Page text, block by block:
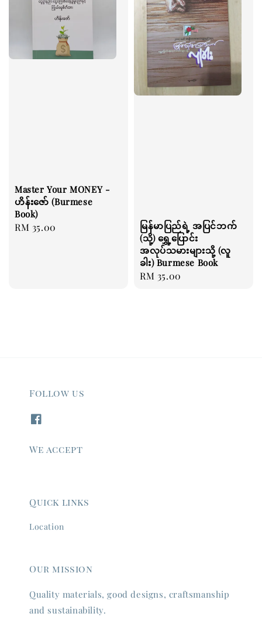
Master Your MONEY -
ဟိန်းဇော် (Burmese
Book)
Regular
RM 35.00
မြန်မာပြည်ရဲ့ အပြင်ဘက်
(သို့) ရွှေ့ပြောင်း
အလုပ်သမားများသို့ (လူ
ခါး) Burmese Book
Regular
RM 35.00
Follow us
We accept
Quick links
Location
Our mission
Quality materials, good designs, craftsmanship
and sustainability.